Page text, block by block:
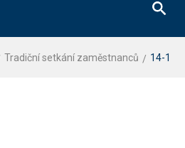
Tradiční setkání zaměstnanců 14-1